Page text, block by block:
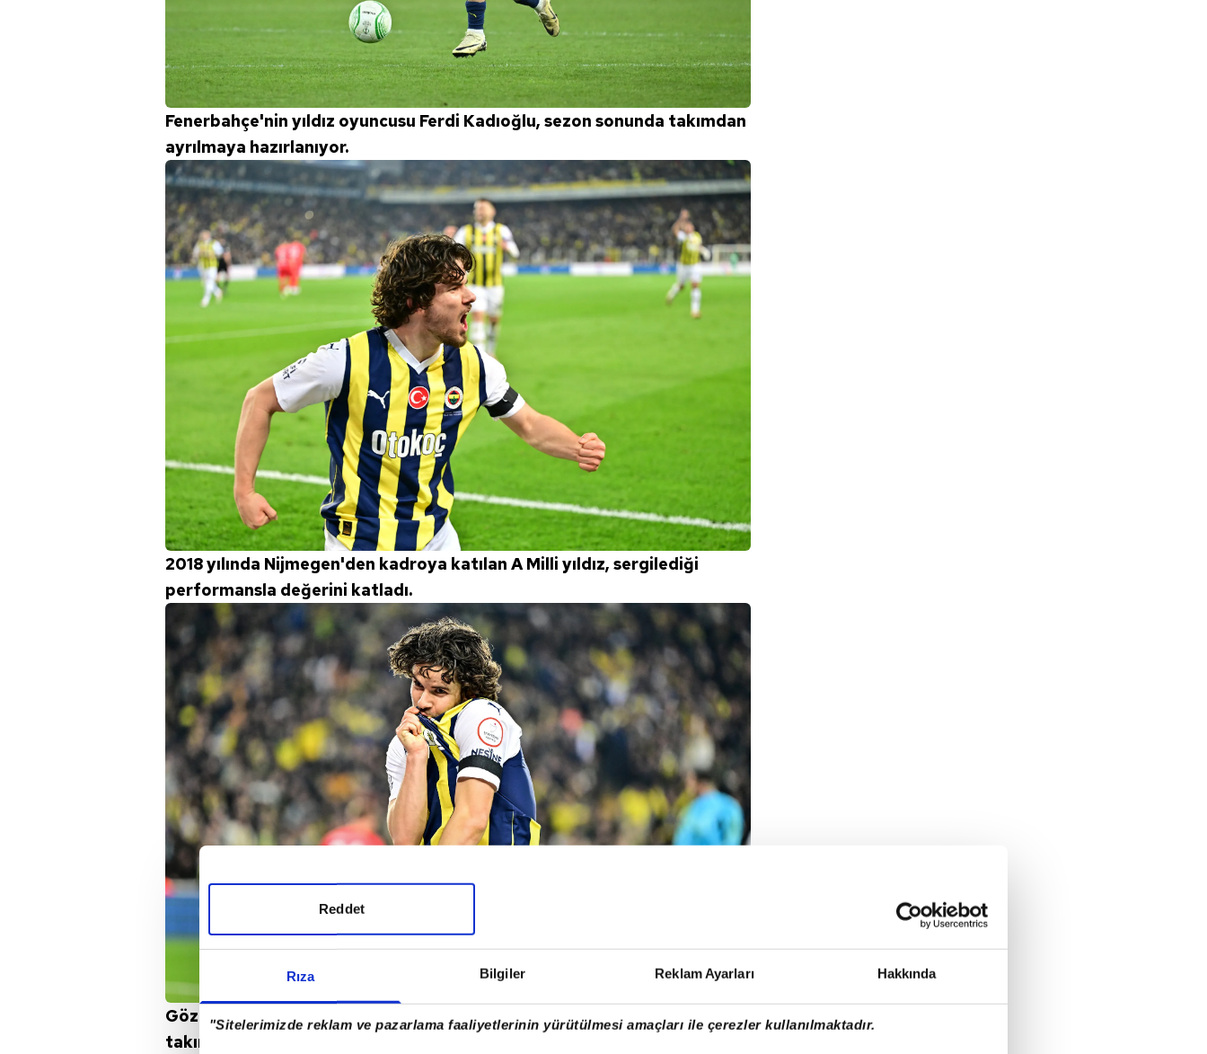
Rıza Bilgiler Reklam Ayarları Hakkında
"Sitelerimizde reklam ve pazarlama faaliyetlerinin yürütülmesi amaçları ile çerezler kullanılmaktadır.
Reddet
Fenerbahçe'nin yıldız oyuncusu Ferdi Kadıoğlu, sezon sonunda takımdan
ayrılmaya hazırlanıyor.
2018 yılında Nijmegen'den kadroya katılan A Milli yıldız, sergilediği
performansla değerini katladı.
Göz dolduran bir futbol ortaya koyan Ferdi Kadıoğlu, transferde Avrupa
takımlarını peşine taktı.